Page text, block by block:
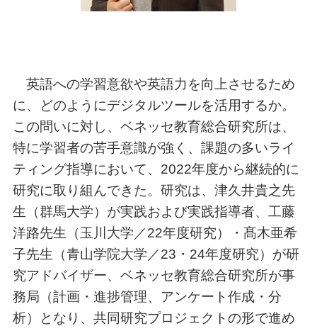
英語への学習意欲や英語力を向上させるため
に、どのようにデジタルツールを活用するか。
この問いに対し、ベネッセ教育総合研究所は、
特に学習者の苦手意識が強く、課題の多いライ
ティング指導において、2022年度から継続的に
研究に取り組んできた。研究は、津久井貴之先
生（群馬大学）が実践および実践指導者、工藤
洋路先生（玉川大学／22年度研究）・髙木亜希
子先生（青山学院大学／23・24年度研究）が研
究アドバイザー、ベネッセ教育総合研究所が事
務局（計画・進捗管理、アンケート作成・分
析）となり、共同研究プロジェクトの形で進め